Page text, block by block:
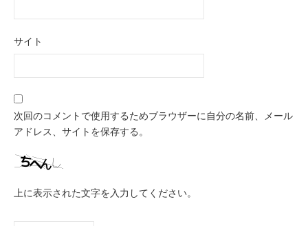
サイト
次回のコメントで使用するためブラウザーに自分の名前、メール
アドレス、サイトを保存する。
上に表示された文字を入力してください。